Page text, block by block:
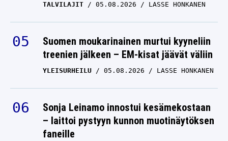
TALVILAJIT 05.08.2026 LASSE HONKANEN
Suomen moukarinainen murtui kyyneliin
treenien jälkeen – EM-kisat jäävät väliin
YLEISURHEILU 05.08.2026 LASSE HONKANEN
Sonja Leinamo innostui kesämekostaan
– laittoi pystyyn kunnon muotinäytöksen
faneille